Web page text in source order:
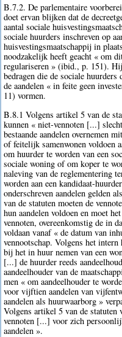
B.7.2. De parlementaire
doet ervan blijken dat de
aantal sociale
sociale huurders inschreven op
huisvestingsmaatschappij in
noodzakelijk heeft geacht « om
regulariseren » (ibid., p. 151).
bedragen die de sociale huurders
de aandelen « in feite geen
11) vormen.
B.8.1 Volgens artikel 5 van de
kunnen « niet-vennoten [...]
bestaande aandelen overnemen
of feitelijk samenwonen voldoen
om huurder te worden van een
sociale woning of om koper te
naleving van de reglementering
worden aan een kandidaat-
onderschreven aandelen gelden
van de statuten moeten de
hun aandelen voldoen en moet
vennoten, overeenkomstig de in
voldaan vanaf « de datum van
vennootschap. Volgens het
bij het in huur nemen van een
[...] de huurder reeds
aandeelhouder van de
men « om aandeelhouder te
voor vijftien aandelen van
aandelen als huurwaarborg »
Volgens artikel 5 van de statuten
vennoten [...] voor zich
aandelen ».